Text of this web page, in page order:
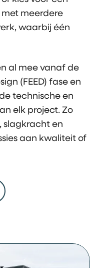
meerdere
waarbij één
al mee vanaf de
(FEED) fase en
technische en
elk project. Zo
slagkracht en
aan kwaliteit of